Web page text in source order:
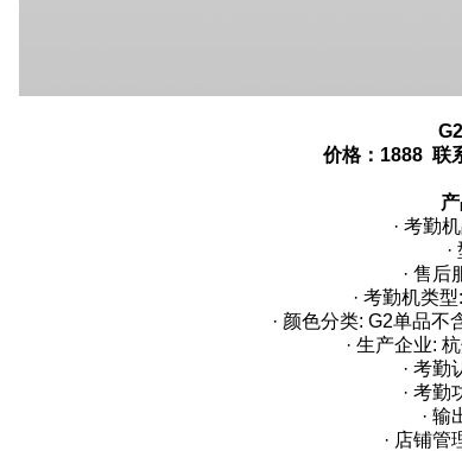
价格：1888 联
· 考勤
·
· 售后
· 考勤机类
· 颜色分类: G2单品不
· 生产企业:
· 考勤
· 考勤
· 输
· 店铺管